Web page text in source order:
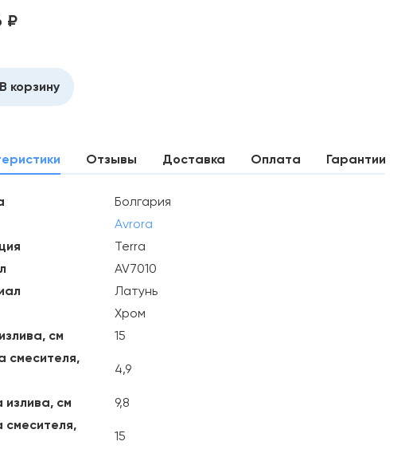
₽
В корзину
Отзывы Доставка Оплата Гарантии
Болгария
Avrora
Terra
AV7010
Латунь
Хром
см
15
смесителя,
4,9
излива, см
9,8
смесителя,
15